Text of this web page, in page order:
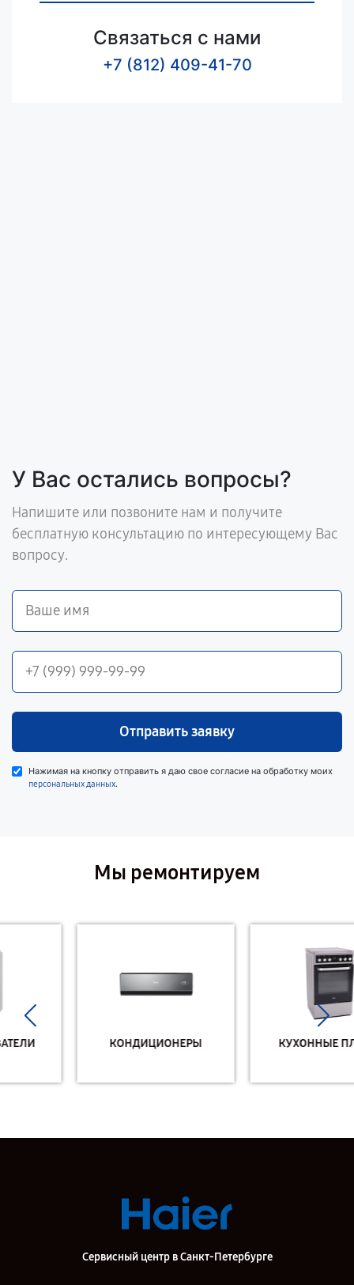
Связаться с нами
+7 (812) 409-41-70
У Вас остались вопросы?
Напишите или позвоните нам и получите
бесплатную консультацию по интересующему Вас
вопросу.
Отправить заявку
Нажимая на кнопку отправить я даю свое согласие на обработку моих
персональных данных.
Мы ремонтируем
КОНДИЦИОНЕРЫ КУХОННЫЕ ПЛИТЫ
Сервисный центр в Санкт-Петербурге